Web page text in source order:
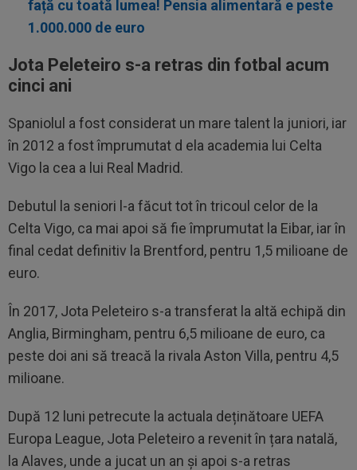
față cu toată lumea! Pensia alimentară e peste
1.000.000 de euro
Jota Peleteiro s-a retras din fotbal acum
cinci ani
Spaniolul a fost considerat un mare talent la juniori, iar
în 2012 a fost împrumutat d ela academia lui Celta
Vigo la cea a lui Real Madrid.
Debutul la seniori l-a făcut tot în tricoul celor de la
Celta Vigo, ca mai apoi să fie împrumutat la Eibar, iar în
final cedat definitiv la Brentford, pentru 1,5 milioane de
euro.
În 2017, Jota Peleteiro s-a transferat la altă echipă din
Anglia, Birmingham, pentru 6,5 milioane de euro, ca
peste doi ani să treacă la rivala Aston Villa, pentru 4,5
milioane.
După 12 luni petrecute la actuala deținătoare UEFA
Europa League, Jota Peleteiro a revenit în țara natală,
la Alaves, unde a jucat un an și apoi s-a retras